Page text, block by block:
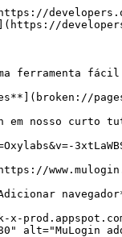
ferramenta
pages/
em nosso curto
o/